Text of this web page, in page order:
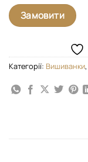
Замовити
Категорії: Вишиванки,